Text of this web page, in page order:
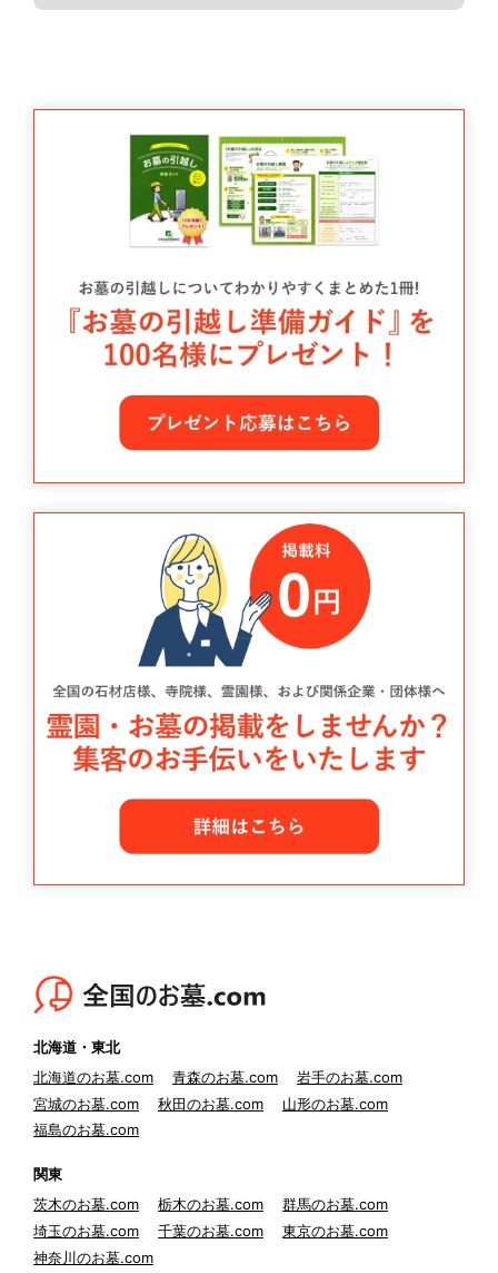
北海道・東北
北海道のお墓.com
青森のお墓.com
岩手のお墓.com
宮城のお墓.com
秋田のお墓.com
山形のお墓.com
福島のお墓.com
関東
茨木のお墓.com
栃木のお墓.com
群馬のお墓.com
埼玉のお墓.com
千葉のお墓.com
東京のお墓.com
神奈川のお墓.com